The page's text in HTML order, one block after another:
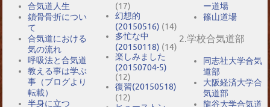
合気道人生
鎖骨骨折につい
て
合気道における
気の流れ
呼吸法と合気道
教える事は学ぶ
事（ブログより
転載）
半身に立つ
(17)
幻想的
(20150516) (14)
多忙な中
(20150118) (14)
楽しみました
(20150704-5)
(12)
復習(20150518)
(12)
ー道場
篠山道場
2.学校合気道部
同志社大学合気
道部
大阪経済大学合
気道部
龍谷大学合気道